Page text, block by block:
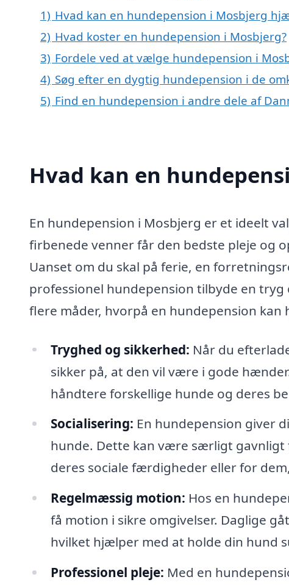
1) Hvad kan en hundepension i Mosbjerg
2) Hvad koster en hundepension i Mosbjerg?
3) Fordele ved at vælge hundepension i
4) Søg efter en dygtig hundepension i de
5) Find en hundepension i andre dele af
Hvad kan en
En hundepension i Mosbjerg er et ideelt
firbenede venner får den bedste pleje og
Uanset om du skal på ferie, en
professionel hundepension tilbyde en
flere måder, hvorpå en hundepension
Tryghed og sikkerhed: Når du
sikker på, at den vil være i gode
håndtere forskellige hunde og deres
Socialisering: En hundepension giver
hunde. Dette kan være særligt
deres sociale færdigheder eller for
Regelmæssig motion: Hos en
få motion i sikre omgivelser. Daglige
hvilket hjælper med at holde din hund
Professionel pleje: Med en